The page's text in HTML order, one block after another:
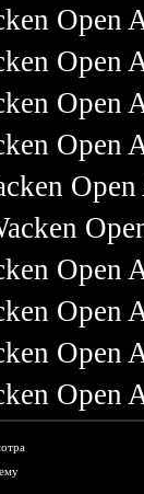
Open
Open
Open
Open
Open
Open
Open
Open